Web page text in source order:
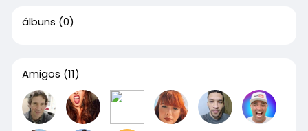
álbuns (0)
Amigos (11)